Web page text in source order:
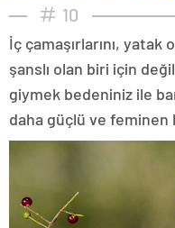
10
İç çamaşırlarını,
şanslı olan biri için
giymek bedeniniz ile
daha güçlü ve feminen